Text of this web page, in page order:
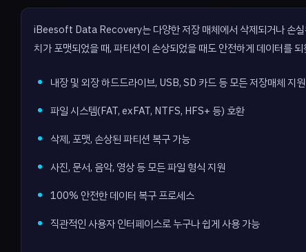
iBeesoft Data Recovery는 다양한 저장 매체에서 삭제되거나 손실
치가 포맷되었을 때, 파티션이 손상되었을 때도 안전하게 데이터를
내장 및 외장 하드드라이브, USB, SD 카드 등 모든 저장매체 지원
파일 시스템(FAT, exFAT, NTFS, HFS+ 등) 호환
삭제, 포맷, 손상된 파티션 복구 가능
사진, 문서, 음악, 영상 등 모든 파일 형식 지원
100% 안전한 데이터 복구 프로세스
직관적인 사용자 인터페이스로 누구나 쉽게 사용 가능